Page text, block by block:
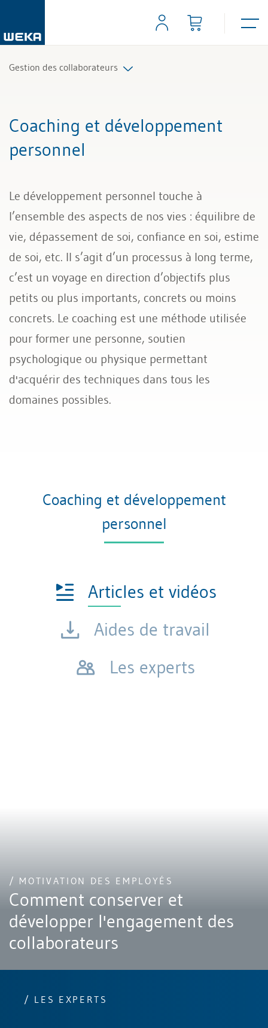
Gestion des collaborateurs
Responsabilité et rôle du cadre
Entretien avec les collaborateurs
Gestion d’équipe
Gestion de conflit
Coaching et développement personnel
Coaching et développement
personnel
Le développement personnel touche à
l’ensemble des aspects de nos vies : équilibre de
vie, dépassement de soi, confiance en soi, estime
de soi, etc. Il s’agit d’un processus à long terme,
c’est un voyage en direction d’objectifs plus
petits ou plus importants, concrets ou moins
concrets. Le coaching est une méthode utilisée
pour former une personne, soutien
psychologique ou physique permettant
d'acquérir des techniques dans tous les
domaines possibles.
Coaching et développement
personnel
Articles et vidéos
Aides de travail
Les experts
/ MOTIVATION DES EMPLOYÉS
Comment conserver et
développer l'engagement des
collaborateurs
/ LES EXPERTS